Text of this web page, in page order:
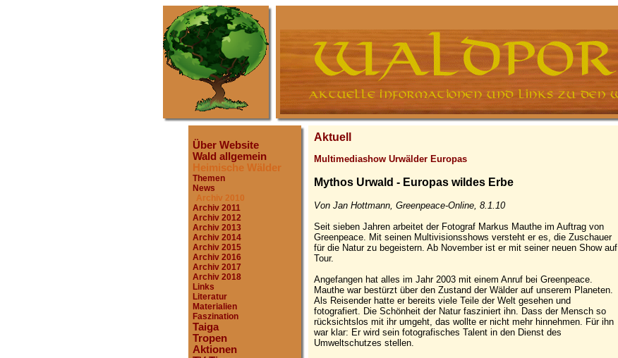
Über Website
Wald allgemein
Heimische Wälder
Themen
News
Archiv 2010
Archiv 2011
Archiv 2012
Archiv 2013
Archiv 2014
Archiv 2015
Archiv 2016
Archiv 2017
Archiv 2018
Links
Literatur
Materialien
Faszination
Taiga
Tropen
Aktionen
Aktuell
Multimediashow Urwälder Europas
Mythos Urwald - Europas wildes Erbe
Von Jan Hottmann, Greenpeace-Online, 8.1.10
Seit sieben Jahren arbeitet der Fotograf Markus Mauthe im Auftrag von
Greenpeace. Mit seinen Multivisionsshows versteht er es, die Zuschauer
für die Natur zu begeistern. Ab November ist er mit seiner neuen Show auf
Tour.
Angefangen hat alles im Jahr 2003 mit einem Anruf bei Greenpeace.
Mauthe war bestürzt über den Zustand der Wälder auf unserem Planeten.
Als Reisender hatte er bereits viele Teile der Welt gesehen und
fotografiert. Die Schönheit der Natur fasziniert ihn. Dass der Mensch so
rücksichtslos mit ihr umgeht, das wollte er nicht mehr hinnehmen. Für ihn
war klar: Er wird sein fotografisches Talent in den Dienst des
Umweltschutzes stellen.